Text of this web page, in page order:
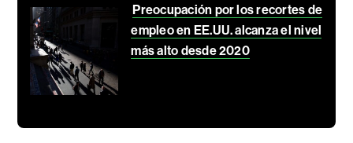
Preocupación por los recortes de
empleo en EE.UU. alcanza el nivel
más alto desde 2020